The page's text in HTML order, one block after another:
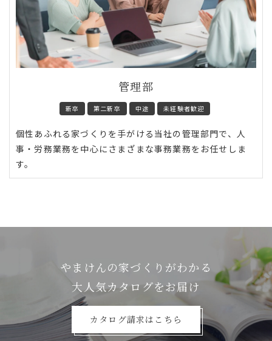
管理部
新卒 第二新卒 中途 未経験者歓迎
個性あふれる家づくりを手がける当社の管理部門で、人
事・労務業務を中心にさまざまな事務業務をお任せしま
す。
やまけんの家づくりがわかる
⼤⼈気カタログをお届け
カタログ請求はこちら